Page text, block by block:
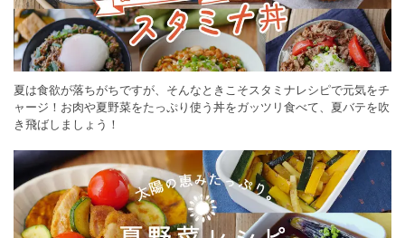
夏は食欲が落ちがちですが、そんなときこそスタミナレシピで元気をチ
ャージ！お肉や夏野菜をたっぷり使う丼をガッツリ食べて、夏バテを吹
き飛ばしましょう！